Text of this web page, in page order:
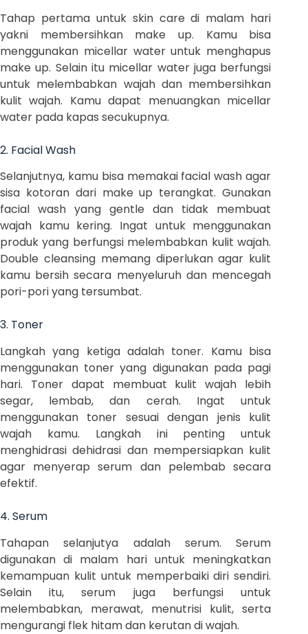
Tahap pertama untuk skin care di malam hari
yakni membersihkan make up. Kamu bisa
menggunakan micellar water untuk menghapus
make up. Selain itu micellar water juga berfungsi
untuk melembabkan wajah dan membersihkan
kulit wajah. Kamu dapat menuangkan micellar
water pada kapas secukupnya.
2. Facial Wash
Selanjutnya, kamu bisa memakai facial wash agar
sisa kotoran dari make up terangkat. Gunakan
facial wash yang gentle dan tidak membuat
wajah kamu kering. Ingat untuk menggunakan
produk yang berfungsi melembabkan kulit wajah.
Double cleansing memang diperlukan agar kulit
kamu bersih secara menyeluruh dan mencegah
pori-pori yang tersumbat.
3. Toner
Langkah yang ketiga adalah toner. Kamu bisa
menggunakan toner yang digunakan pada pagi
hari. Toner dapat membuat kulit wajah lebih
segar, lembab, dan cerah. Ingat untuk
menggunakan toner sesuai dengan jenis kulit
wajah kamu. Langkah ini penting untuk
menghidrasi dehidrasi dan mempersiapkan kulit
agar menyerap serum dan pelembab secara
efektif.
4. Serum
Tahapan selanjutya adalah serum. Serum
digunakan di malam hari untuk meningkatkan
kemampuan kulit untuk memperbaiki diri sendiri.
Selain itu, serum juga berfungsi untuk
melembabkan, merawat, menutrisi kulit, serta
mengurangi flek hitam dan kerutan di wajah.